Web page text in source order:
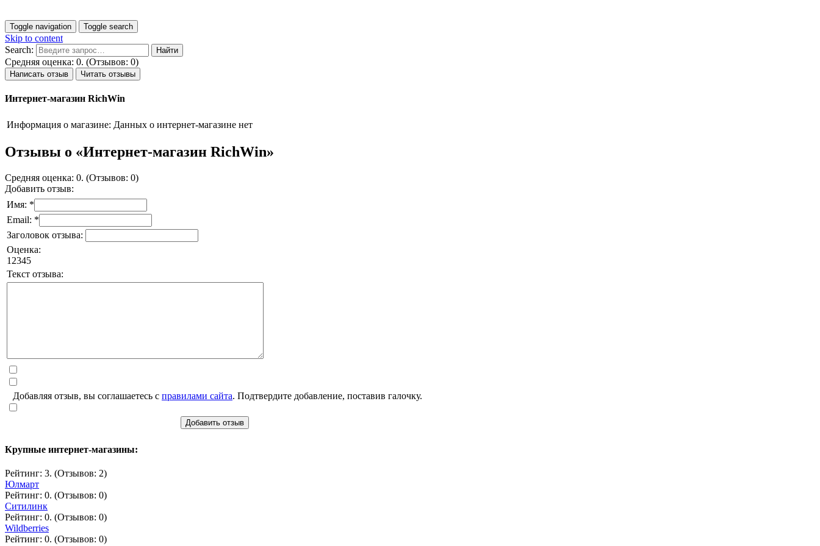
Toggle navigation Toggle search
Skip to content
Search:
Средняя оценка: 0. (Отзывов: 0)
Написать отзыв Читать отзывы
Интернет-магазин RichWin
Информация о магазине: Данных о интернет-магазине нет
Отзывы о «Интернет-магазин RichWin»
Средняя оценка: 0. (Отзывов: 0)
Добавить отзыв:
Имя: *
Email: *
Заголовок отзыва:
Оценка:
1 2345
Текст отзыва:
Добавляя отзыв, вы соглашаетесь с правилами сайта. Подтвердите добавление, поставив галочку.
Добавить отзыв
Крупные интернет-магазины:
Рейтинг: 3. (Отзывов: 2)
Юлмарт
Рейтинг: 0. (Отзывов: 0)
Ситилинк
Рейтинг: 0. (Отзывов: 0)
Wildberries
Рейтинг: 0. (Отзывов: 0)